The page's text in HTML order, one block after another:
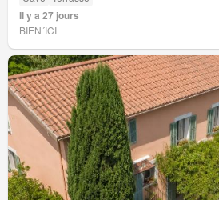
Il y a 27 jours
BIEN´ICI